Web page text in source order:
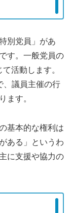
別党員」があ
す。一般党員の
活動します。
、議員主催の行
ます。
基本的な権利は
ある」というわ
に支援や協力の